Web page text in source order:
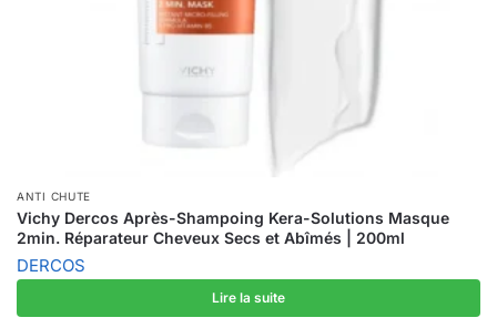
ANTI CHUTE
Vichy Dercos Après-Shampoing Kera-Solutions Masque
2min. Réparateur Cheveux Secs et Abîmés | 200ml
DERCOS
Lire la suite